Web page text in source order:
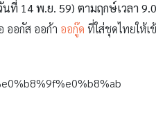
ที่ 14 พ.ย. 59) ตามฤกษ์เวลา
ออกัส ออก้า ออกู๊ด ที่ใส่ชุดไทยให้